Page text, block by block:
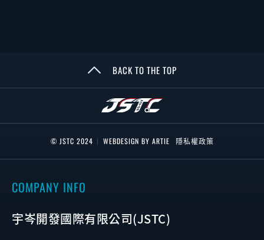
BACK TO THE TOP
© JSTC 2024 | WEBDESIGN BY ARTIE 隱私權政策
COMPANY INFO
宇岑開發國際有限公司(JSTC)